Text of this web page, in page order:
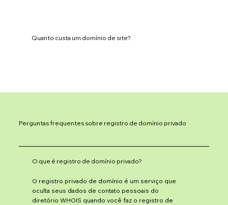
Quanto custa um domínio de site?
Perguntas frequentes sobre registro de domínio privado
O que é registro de domínio privado?
O registro privado de domínio é um serviço que
oculta seus dados de contato pessoais do
diretório WHOIS quando você faz o registro de